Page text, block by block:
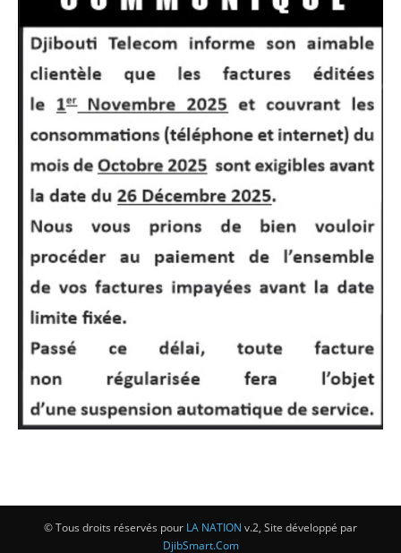
© Tous droits réservés pour LA NATION v.2, Site développé par
DjibSmart.Com